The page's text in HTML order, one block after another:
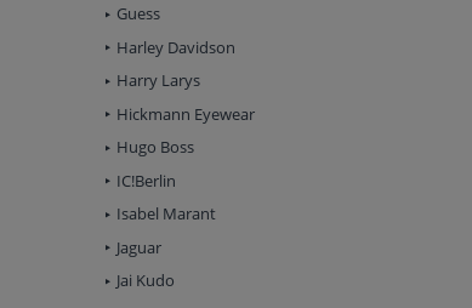
Guess
Harley Davidson
Harry Larys
Hickmann Eyewear
Hugo Boss
IC!Berlin
Isabel Marant
Jaguar
Jai Kudo